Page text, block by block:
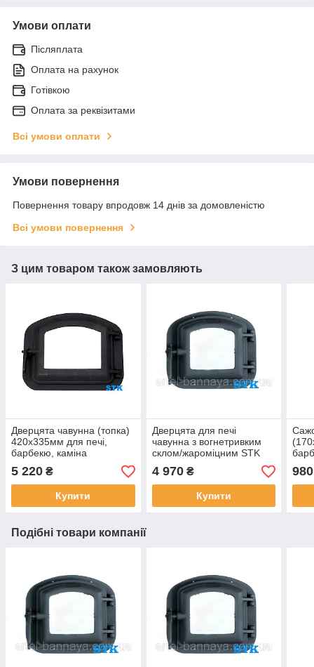
Умови оплати
Післяплата
Оплата на рахунок
Готівкою
Оплата за реквізитами
Всі умови оплати
Умови повернення
Повернення товару впродовж 14 днів за домовленістю
Всі умови повернення
З цим товаром також замовляють
Дверцята чавунна (топка)
420х335мм для печі,
барбекю, каміна
5 220 ₴
Купити
Дверцята для печі
чавунна з вогнетривким
склом/жароміцним STK
340х300мм для печі,
барбекю, каміна
4 970₴
Купити
980
Подібні товари компанії